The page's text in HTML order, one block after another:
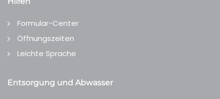
Formular-Center
Öffnungszeiten
Leichte Sprache
Entsorgung und Abwasser